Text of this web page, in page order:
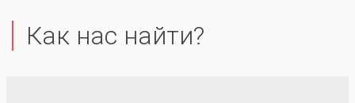
Как нас найти?